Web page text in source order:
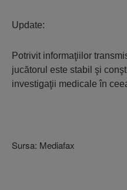
Update:
Potrivit informaţiilor
jucătorul este stabil şi
investigaţii medicale în
Sursa: Mediafax